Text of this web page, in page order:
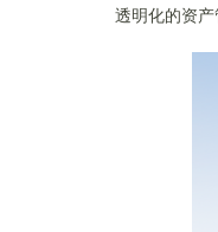
透明化的资